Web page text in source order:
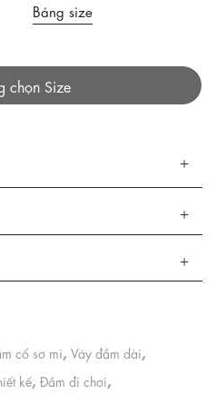
Bảng size
chọn Size
cổ sơ mi, Váy đầm dài,
kế, Đầm đi chơi,